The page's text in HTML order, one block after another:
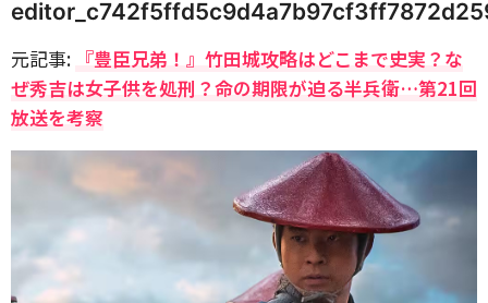
元記事: 『豊臣兄弟！』竹田城攻略はどこまで史実？な
ぜ秀吉は女子供を処刑？命の期限が迫る半兵衛…第21回
放送を考察